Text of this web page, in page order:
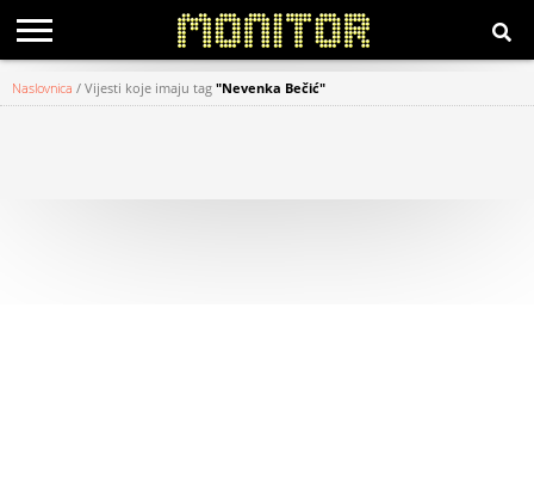
KATEGORIJE
Naslovnica / Vijesti koje imaju tag "Nevenka Bečić"